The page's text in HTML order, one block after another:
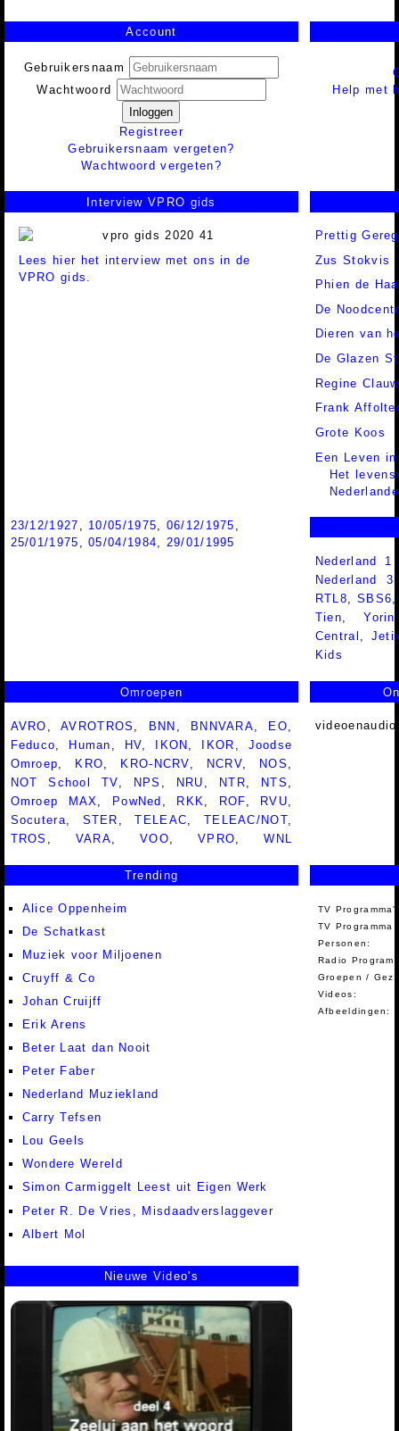
Account
Gebruikersnaam
Wachtwoord
Inloggen
Registreer
Gebruikersnaam vergeten?
Wachtwoord vergeten?
Help met
Interview VPRO gids
Lees hier het interview met ons in de
VPRO gids.
Prettig
Zus Stokvis
Phien de
De
Dieren van
De Glazen
Regine
Frank
Grote Koos
Een Leven
Het
23/12/1927 10/05/1975 06/12/1975
25/01/1975 ,05/04/1984
29/01/1995
Nederland
Nederland
RTL8,SBS6
Tien,Yorin
Central ,
Kids
Omroepen
AVRO ,AVROTROS BNN BNNVARA EO
Feduco
Human HV IKON IKOR
Joodse
Omroep
KRO KRO-NCRV NCRV NOS
NOT School TV
NPS NRU NTR NTS
Omroep MAX
PowNed RKK ROF RVU
Socutera
STER ,TELEAC TELEAC/NOT
TROS
VARA ,VOO ,VPRO ,WNL
Trending
Alice Oppenheim
De Schatkast
Muziek voor Miljoenen
Cruyff & Co
Johan Cruijff
Erik Arens
Beter Laat dan Nooit
Peter Faber
Nederland Muziekland
Carry Tefsen
Lou Geels
Wondere Wereld
Simon Carmiggelt Leest uit Eigen Werk
Peter R. De Vries, Misdaadverslaggever
Albert Mol
TV
TV Programma
Personen:
Radio
Groepen /
Videos:
Afbeeldingen:
Nieuwe Video's